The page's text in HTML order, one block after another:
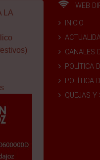
LA
WEB
INICIO
CANALES
POLÍTICA
POLÍTICA
QUEJAS